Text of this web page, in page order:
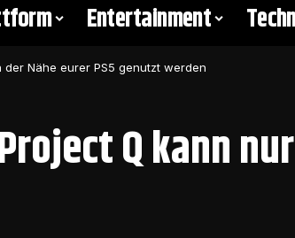
Entertainment
Nähe eurer PS5 genutzt werden
Q kann